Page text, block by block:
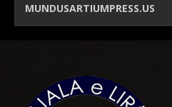
MUNDUSARTIUMPRESS.US